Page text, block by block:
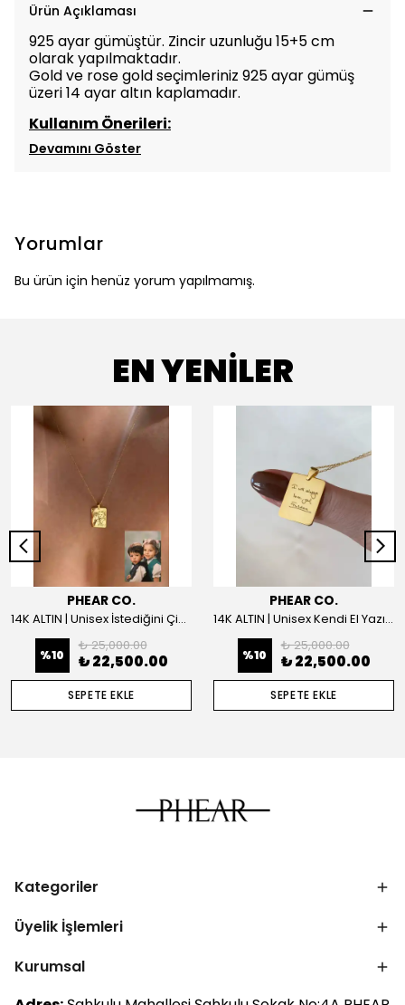
Ürün Açıklaması
925 ayar gümüştür. Zincir uzunluğu 15+5 cm
olarak yapılmaktadır.
Gold ve rose gold seçimleriniz 925 ayar gümüş
üzeri 14 ayar altın kaplamadır.
Kullanım Önerileri:
Devamını Göster
Yorumlar
Bu ürün için henüz yorum yapılmamış.
EN YENİLER
PHEAR CO.
14K ALTIN | Unisex İstediğini Çizdir Kolye
%10
₺ 25,000.00
₺ 22,500.00
SEPETE EKLE
PHEAR CO.
14K ALTIN | Unisex Kendi El Yazın ile İstediğini Yazdır Plaka Kolye
%10
₺ 25,000.00
₺ 22,500.00
SEPETE EKLE
Kategoriler
Üyelik İşlemleri
Kurumsal